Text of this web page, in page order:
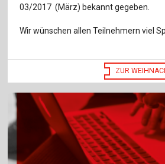
03/2017 (März) bekannt gegeben.
Wir wünschen allen Teilnehmern viel
ZUR